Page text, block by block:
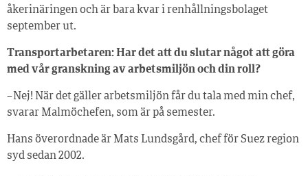
åkerinäringen och är bara kvar i renhållningsbolaget
september ut.
Transportarbetaren: Har det att du slutar något att göra
med vår granskning av arbetsmiljön och din roll?
– Nej! När det gäller arbetsmiljön får du tala med min chef,
svarar Malmöchefen, som är på semester.
Hans överordnade är Mats Lundsgård, chef för Suez region
syd sedan 2002.